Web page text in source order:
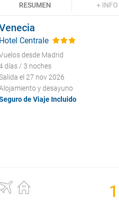
RESUMEN + INFO
Hotel Centrale
desde Madrid
días / 3 noches
el 27 nov 2026
y desayuno
de Viaje Incluido